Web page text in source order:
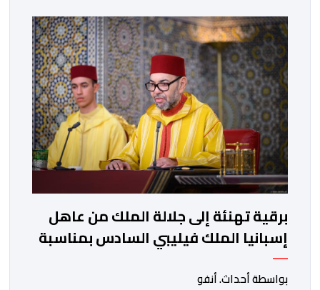
الشريف، واقتناعها بفضائل الحوار والتفاوض كسبيل وحيد
لحل الصراع الفلسطيني- الإسرائيلي، بعيدا عن أعمال العنف
والتطرف والتصرفات أحادية الجانب، وكذا انخراطها التام في
كل […]
برقية تهنئة إلى جلالة الملك من عاهل
إسبانيا الملك فيليبي السادس بمناسبة
عيد العرش المجيد
بواسطة أحداث. أنفو